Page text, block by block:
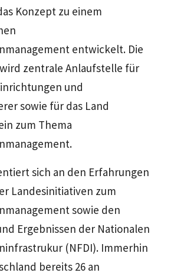
Konzept zu einem
entwickelt. Die
zentrale Anlaufstelle für
und
sowie für das Land
zum Thema
sich an den Erfahrungen
Landesinitiativen zum
sowie den
Ergebnissen der Nationalen
(NFDI). Immerhin
bereits 26 an